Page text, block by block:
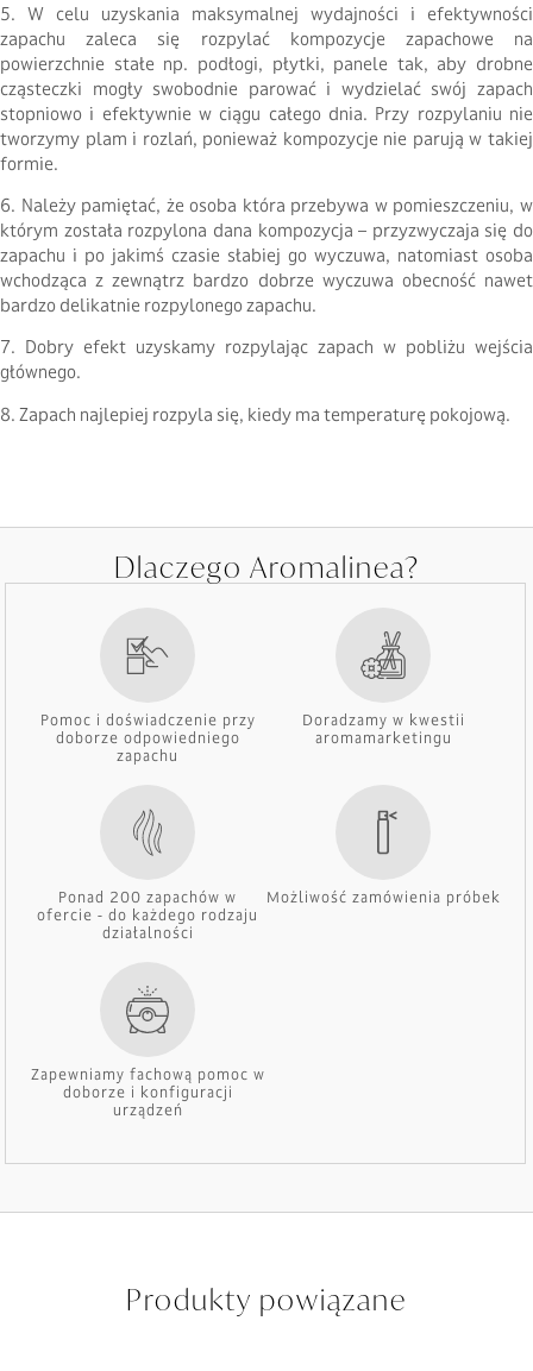
5. W celu uzyskania maksymalnej wydajności i efektywności
zapachu zaleca się rozpylać kompozycje zapachowe na
powierzchnie stałe np. podłogi, płytki, panele tak, aby drobne
cząsteczki mogły swobodnie parować i wydzielać swój zapach
stopniowo i efektywnie w ciągu całego dnia. Przy rozpylaniu nie
tworzymy plam i rozlań, ponieważ kompozycje nie parują w takiej
formie.
6. Należy pamiętać, że osoba która przebywa w pomieszczeniu, w
którym została rozpylona dana kompozycja – przyzwyczaja się do
zapachu i po jakimś czasie słabiej go wyczuwa, natomiast osoba
wchodząca z zewnątrz bardzo dobrze wyczuwa obecność nawet
bardzo delikatnie rozpylonego zapachu.
7. Dobry efekt uzyskamy rozpylając zapach w pobliżu wejścia
głównego.
8. Zapach najlepiej rozpyla się, kiedy ma temperaturę pokojową.
Dlaczego Aromalinea?
Pomoc i doświadczenie przy
doborze odpowiedniego
zapachu
Doradzamy w kwestii
aromamarketingu
Ponad 200 zapachów w
ofercie - do każdego rodzaju
działalności
Możliwość zamówienia próbek
Zapewniamy fachową pomoc w
doborze i konfiguracji
urządzeń
Produkty powiązane